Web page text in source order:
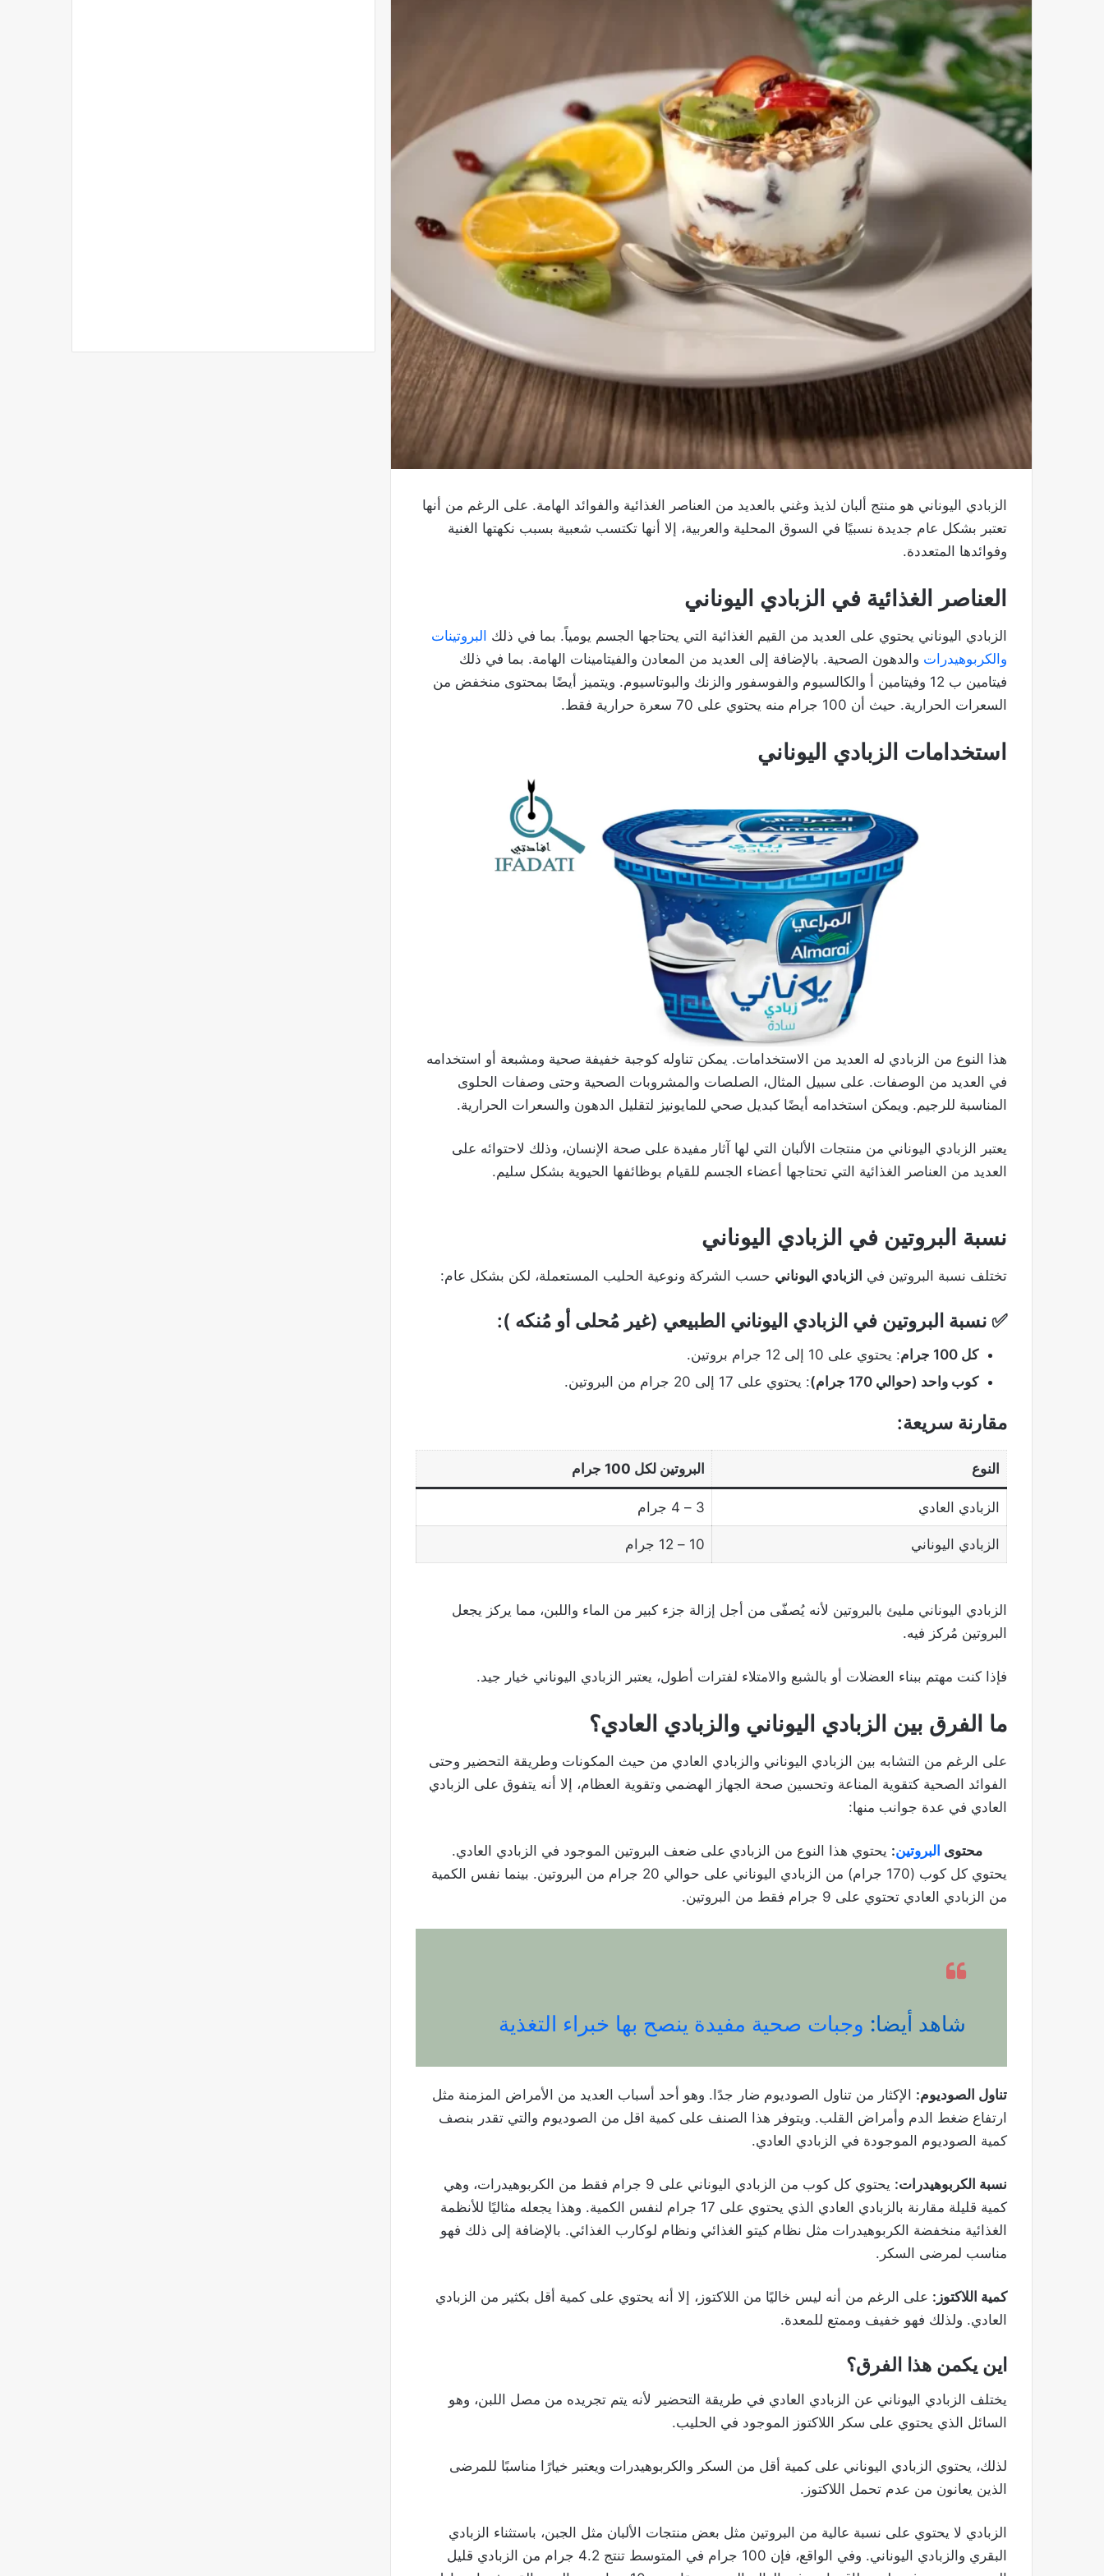
الزبادي اليوناني هو منتج ألبان لذيذ وغني بالعديد من العناصر الغذائية والفوائد الهامة. على الرغم من أنها
تعتبر بشكل عام جديدة نسبيًا في السوق المحلية والعربية، إلا أنها تكتسب شعبية بسبب نكهتها الغنية
وفوائدها المتعددة.
العناصر الغذائية في الزبادي اليوناني
الزبادي اليوناني يحتوي على العديد من القيم الغذائية التي يحتاجها الجسم يومياً. بما في ذلك البروتينات
والكربوهيدرات والدهون الصحية. بالإضافة إلى العديد من المعادن والفيتامينات الهامة. بما في ذلك
فيتامين ب 12 وفيتامين أ والكالسيوم والفوسفور والزنك والبوتاسيوم. ويتميز أيضًا بمحتوى منخفض من
السعرات الحرارية. حيث أن 100 جرام منه يحتوي على 70 سعرة حرارية فقط.
استخدامات الزبادي اليوناني
هذا النوع من الزبادي له العديد من الاستخدامات. يمكن تناوله كوجبة خفيفة صحية ومشبعة أو استخدامه
في العديد من الوصفات. على سبيل المثال، الصلصات والمشروبات الصحية وحتى وصفات الحلوى
المناسبة للرجيم. ويمكن استخدامه أيضًا كبديل صحي للمايونيز لتقليل الدهون والسعرات الحرارية.
يعتبر الزبادي اليوناني من منتجات الألبان التي لها آثار مفيدة على صحة الإنسان، وذلك لاحتوائه على
العديد من العناصر الغذائية التي تحتاجها أعضاء الجسم للقيام بوظائفها الحيوية بشكل سليم.
نسبة البروتين في الزبادي اليوناني
تختلف نسبة البروتين في الزبادي اليوناني حسب الشركة ونوعية الحليب المستعملة، لكن بشكل عام:
✅ نسبة البروتين في الزبادي اليوناني الطبيعي (غير مُحلى أو مُنكه ):
كل 100 جرام
: يحتوي على 10 إلى 12 جرام بروتين.
كوب واحد (حوالي 170 جرام)
: يحتوي على 17 إلى 20 جرام من البروتين.
مقارنة سريعة:
النوع البروتين لكل 100 جرام
الزبادي العادي 3 – 4 جرام
الزبادي اليوناني 10 – 12 جرام
الزبادي اليوناني مليئ بالبروتين لأنه يُصفّى من أجل إزالة جزء كبير من الماء واللبن، مما يركز يجعل
البروتين مُركز فيه.
فإذا كنت مهتم ببناء العضلات أو بالشبع والامتلاء لفترات أطول، يعتبر الزبادي اليوناني خيار جيد.
ما الفرق بين الزبادي اليوناني والزبادي العادي؟
على الرغم من التشابه بين الزبادي اليوناني والزبادي العادي من حيث المكونات وطريقة التحضير وحتى
الفوائد الصحية كتقوية المناعة وتحسين صحة الجهاز الهضمي وتقوية العظام، إلا أنه يتفوق على الزبادي
العادي في عدة جوانب منها:
محتوى البروتين: يحتوي هذا النوع من الزبادي على ضعف البروتين الموجود في الزبادي العادي.
يحتوي كل كوب (170 جرام) من الزبادي اليوناني على حوالي 20 جرام من البروتين. بينما نفس الكمية
من الزبادي العادي تحتوي على 9 جرام فقط من البروتين.
شاهد أيضا: وجبات صحية مفيدة ينصح بها خبراء التغذية
تناول الصوديوم: الإكثار من تناول الصوديوم ضار جدًا. وهو أحد أسباب العديد من الأمراض المزمنة مثل
ارتفاع ضغط الدم وأمراض القلب. ويتوفر هذا الصنف على كمية اقل من الصوديوم والتي تقدر بنصف
كمية الصوديوم الموجودة في الزبادي العادي.
نسبة الكربوهيدرات:
يحتوي كل كوب من الزبادي اليوناني على 9 جرام فقط من الكربوهيدرات، وهي
كمية قليلة مقارنة بالزبادي العادي الذي يحتوي على 17 جرام لنفس الكمية. وهذا يجعله مثاليًا للأنظمة
الغذائية منخفضة الكربوهيدرات مثل نظام كيتو الغذائي ونظام لوكارب الغذائي. بالإضافة إلى ذلك فهو
مناسب لمرضى السكر.
كمية اللاكتوز: على الرغم من أنه ليس خاليًا من اللاكتوز، إلا أنه يحتوي على كمية أقل بكثير من الزبادي
العادي. ولذلك فهو خفيف وممتع للمعدة.
اين يكمن هذا الفرق؟
يختلف الزبادي اليوناني عن الزبادي العادي في طريقة التحضير لأنه يتم تجريده من مصل اللبن، وهو
السائل الذي يحتوي على سكر اللاكتوز الموجود في الحليب.
لذلك، يحتوي الزبادي اليوناني على كمية أقل من السكر والكربوهيدرات ويعتبر خيارًا مناسبًا للمرضى
الذين يعانون من عدم تحمل اللاكتوز.
الزبادي لا يحتوي على نسبة عالية من البروتين مثل بعض منتجات الألبان مثل الجبن، باستثناء الزبادي
البقري والزبادي اليوناني. وفي الواقع، فإن 100 جرام في المتوسط ​​تنتج 4.2 جرام من الزبادي قليل